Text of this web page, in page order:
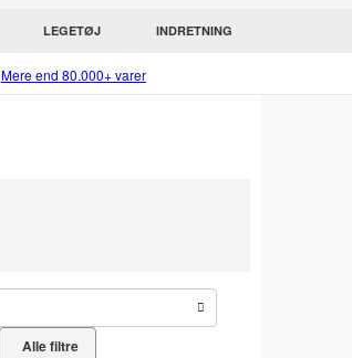
LEGETØJ INDRETNING
Mere end 80.000+ varer
Alle filtre